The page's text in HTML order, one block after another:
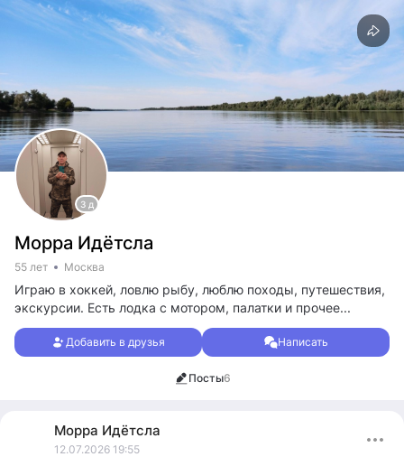
3 д
Морра Идётсла
55 лет Москва
Играю в хоккей, ловлю рыбу, люблю походы, путешествия,
экскурсии. Есть лодка с мотором, палатки и прочее...
Добавить в друзья Написать
Посты6
Морра Идётсла
12.07.2026 19:55